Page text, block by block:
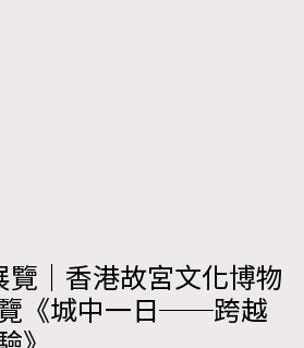
｜香港故宮文化博物
《城中一日──跨越